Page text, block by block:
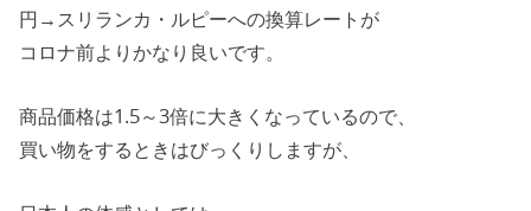
円→スリランカ・ルピーへの換算レートが
コロナ前よりかなり良いです。
商品価格は1.5～3倍に大きくなっているので、
買い物をするときはびっくりしますが、